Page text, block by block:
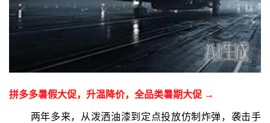
拼多多暑假大促，升温降价，全品类暑期大促 →
两年多来，从泼洒油漆到定点投放仿制炸弹，袭击手